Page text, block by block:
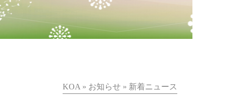
KOA » お知らせ » 新着ニュース